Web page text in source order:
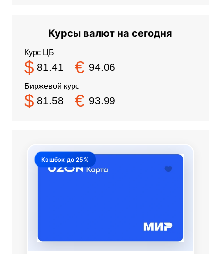
Курсы валют на сегодня
Курс ЦБ
$ 81.41 € 94.06
Биржевой курс
$ 81.58 € 93.99
Кэшбэк до 25%